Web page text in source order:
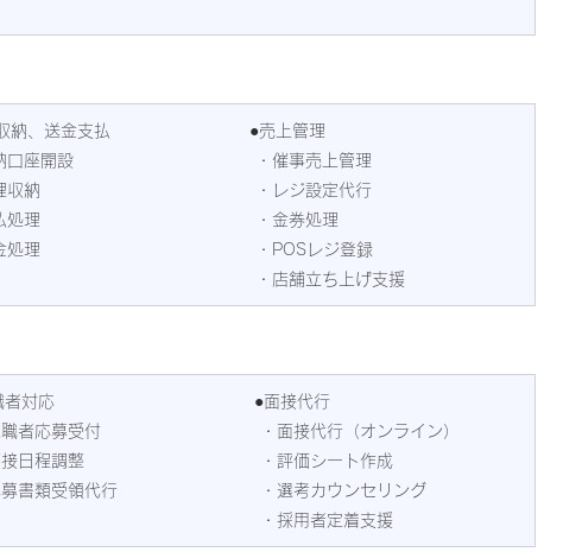
納、送金支払
口座開設
収納
処理
処理
●売上管理
・催事売上管理
・レジ設定代行
・金券処理
・POSレジ登録
・店舗立ち上げ支援
者対応
職者応募受付
接日程調整
募書類受領代行
●面接代行
・面接代行（オンライン）
・評価シート作成
・選考カウンセリング
・採用者定着支援